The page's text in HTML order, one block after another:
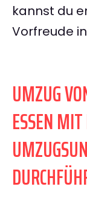
kannst du
Vorfreude
UMZUG
ESSEN